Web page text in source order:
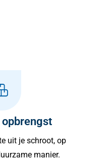
uit je schroot, op
manier.